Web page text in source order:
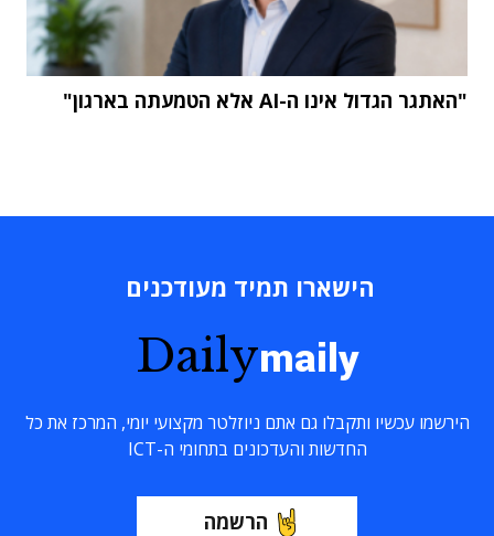
"האתגר הגדול אינו ה-AI אלא הטמעתה בארגון"
הישארו תמיד מעודכנים
Dailymaily
הירשמו עכשיו ותקבלו גם אתם ניוזלטר מקצועי יומי, המרכז את כל
החדשות והעדכונים בתחומי ה-ICT
הרשמה